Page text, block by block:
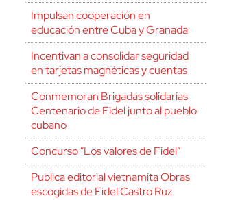
Impulsan cooperación en
educación entre Cuba y Granada
Incentivan a consolidar seguridad
en tarjetas magnéticas y cuentas
Conmemoran Brigadas solidarias
Centenario de Fidel junto al pueblo
cubano
Concurso “Los valores de Fidel”
Publica editorial vietnamita Obras
escogidas de Fidel Castro Ruz